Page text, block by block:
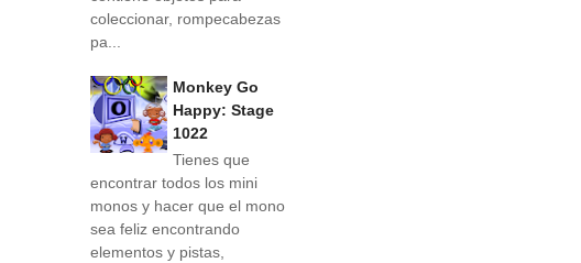
coleccionar, rompecabezas
pa...
Monkey Go
Happy: Stage
1022
Tienes que
encontrar todos los mini
monos y hacer que el mono
sea feliz encontrando
elementos y pistas,